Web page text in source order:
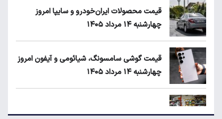
قیمت محصولات ایران‌خودرو و سایپا امروز
چهارشنبه ۱۴ مرداد ۱۴۰۵
قیمت گوشی سامسونگ، شیائومی و آیفون امروز
چهارشنبه ۱۴ مرداد ۱۴۰۵
زمان شارژ کالابرگ با رقم آخر کد ملی صفر تا ۲